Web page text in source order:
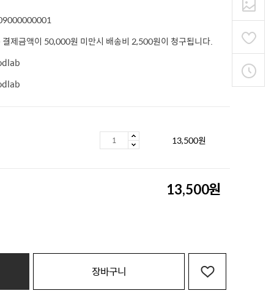
결제금액이 50,000원 미만시 배송비 2,500원이 청구됩니다.
13,500원
13,500원
장바구니